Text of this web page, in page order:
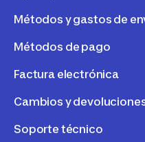
Métodos y gastos de
Métodos de pago
Factura electrónica
Cambios y
Soporte técnico